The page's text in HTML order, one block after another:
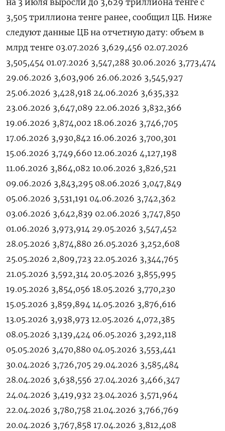
на 3 ‌июля ​выросли до ‌3,629 триллиона тенге ​с ​
3,505 ‌триллиона ​тенге ранее, сообщил ЦБ. Ниже
следуют ​данные ⁠ЦБ на ‌отчетную ‌дату: объем в
млрд ​тенге 03.07.2026 3,629,456 02.07.2026
3,505,454 01.07.2026 3,547,288 30.06.2026 3,773,474
29.06.2026 3,603,906 26.06.2026 3,545,927
25.06.2026 3,428,918 24.06.2026 3,635,332
23.06.2026 3,647,089 22.06.2026 3,832,366
19.06.2026 3,874,002 18.06.2026 3,746,705
17.06.2026 3,930,842 16.06.2026 3,700,301
15.06.2026 3,749,660 12.06.2026 4,127,198
11.06.2026 3,864,082 10.06.2026 3,826,521
09.06.2026 3,843,295 08.06.2026 3,047,849
05.06.2026 3,531,191 04.06.2026 3,742,362
03.06.2026 3,642,839 02.06.2026 3,747,850
01.06.2026 3,973,914 29.05.2026 3,547,452
28.05.2026 3,874,880 26.05.2026 3,252,608
25.05.2026 2,809,723 22.05.2026 3,344,765
21.05.2026 3,592,314 20.05.2026 3,855,995
19.05.2026 3,854,056 18.05.2026 3,770,230
15.05.2026 3,859,894 14.05.2026 3,876,616
13.05.2026 3,938,973 12.05.2026 4,072,385
08.05.2026 3,139,424 06.05.2026 3,292,118
05.05.2026 3,470,880 04.05.2026 3,553,441
30.04.2026 3,726,705 29.04.2026 3,585,484
28.04.2026 3,638,556 27.04.2026 3,466,347
24.04.2026 3,419,932 23.04.2026 3,571,964
22.04.2026 3,780,758 21.04.2026 3,766,769
20.04.2026 3,767,858 17.04.2026 3,812,408